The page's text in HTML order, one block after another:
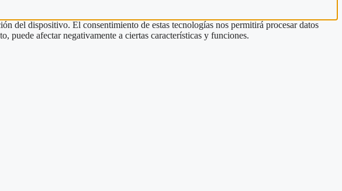
del dispositivo. El consentimiento de estas tecnologías nos permitirá procesar datos
puede afectar negativamente a ciertas características y funciones.